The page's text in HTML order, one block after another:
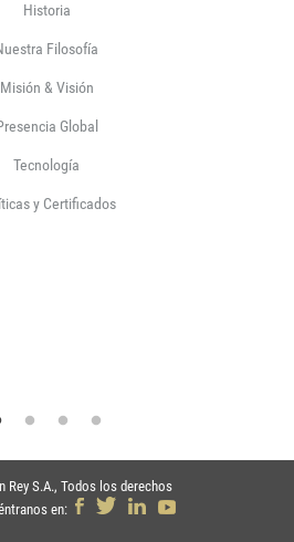
Historia
Filosofía
Misión & Visión
Global
Tecnología
y Certificados
Rey S.A., Todos los derechos
en: